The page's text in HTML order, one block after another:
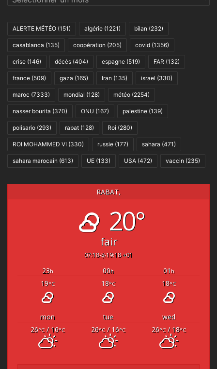
ALERTE MÉTÉO (151) algérie (1221) bilan (232)
casablanca (135) coopération (205) covid (1356)
crise (146) décès (404) espagne (519) FAR (132)
france (509) gaza (165) Iran (135) israel (330)
maroc (7333) mondial (128) météo (2254)
nasser bourita (370) ONU (167) palestine (139)
polisario (293) rabat (128) Roi (280)
ROI MOHAMMED VI (330) russie (177) sahara (471)
sahara marocain (613) UE (133) USA (472) vaccin (235)
RABAT,
20°
fair
07:18 19:18 +01
23h 00h 01 h
19°C 18°C 18°C
mon tue
wed
26°C/ 16°C 26°C/ 16°C 26°C/ 18°C